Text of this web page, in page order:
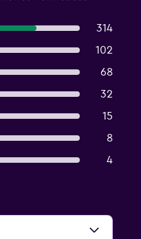
314
102
68
32
15
8
4